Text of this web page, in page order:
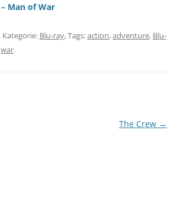
Man of War
, Kategorie: Blu-ray, Tags:action,adventure, Blu-
war.
The Crew →